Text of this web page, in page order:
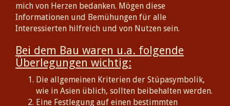
mich von Herzen bedanken. Mögen diese
Informationen und Bemühungen für alle
Interessierten hilfreich und von Nutzen sein.
Bei dem Bau waren u.a. folgende
Überlegungen wichtig:
Die allgemeinen Kriterien der Stúpasymbolik,
wie in Asien üblich, sollten beibehalten werden.
Eine Festlegung auf einen bestimmten